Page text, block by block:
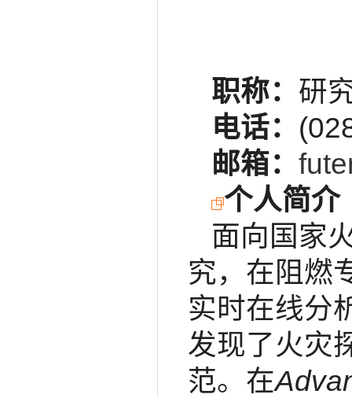
职称： 研
电话：
邮箱：
个人简介
面向国家
究，在阻燃
实时在线分
发现了火灾
范。在